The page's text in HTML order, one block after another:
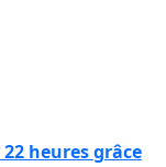
22 heures grâce